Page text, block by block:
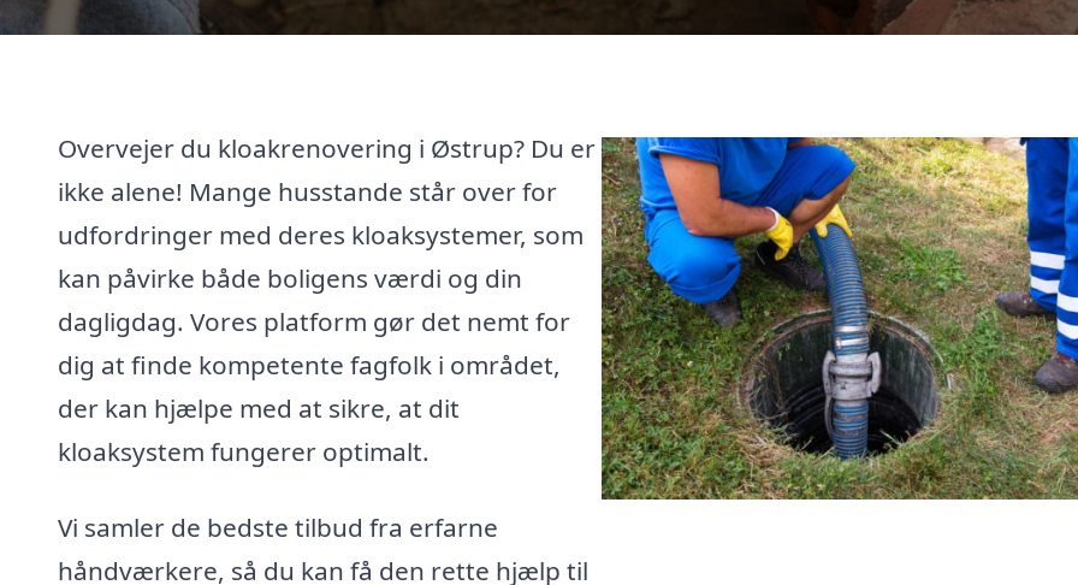
Overvejer du kloakrenovering i Østrup? Du er
ikke alene! Mange husstande står over for
udfordringer med deres kloaksystemer, som
kan påvirke både boligens værdi og din
dagligdag. Vores platform gør det nemt for
dig at finde kompetente fagfolk i området,
der kan hjælpe med at sikre, at dit
kloaksystem fungerer optimalt.
Vi samler de bedste tilbud fra erfarne
håndværkere, så du kan få den rette hjælp til